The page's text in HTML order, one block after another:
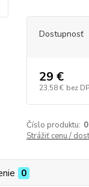
Dostupnosť
29 €
23,58 € bez
Číslo produktu:
Strážiť cenu /
0